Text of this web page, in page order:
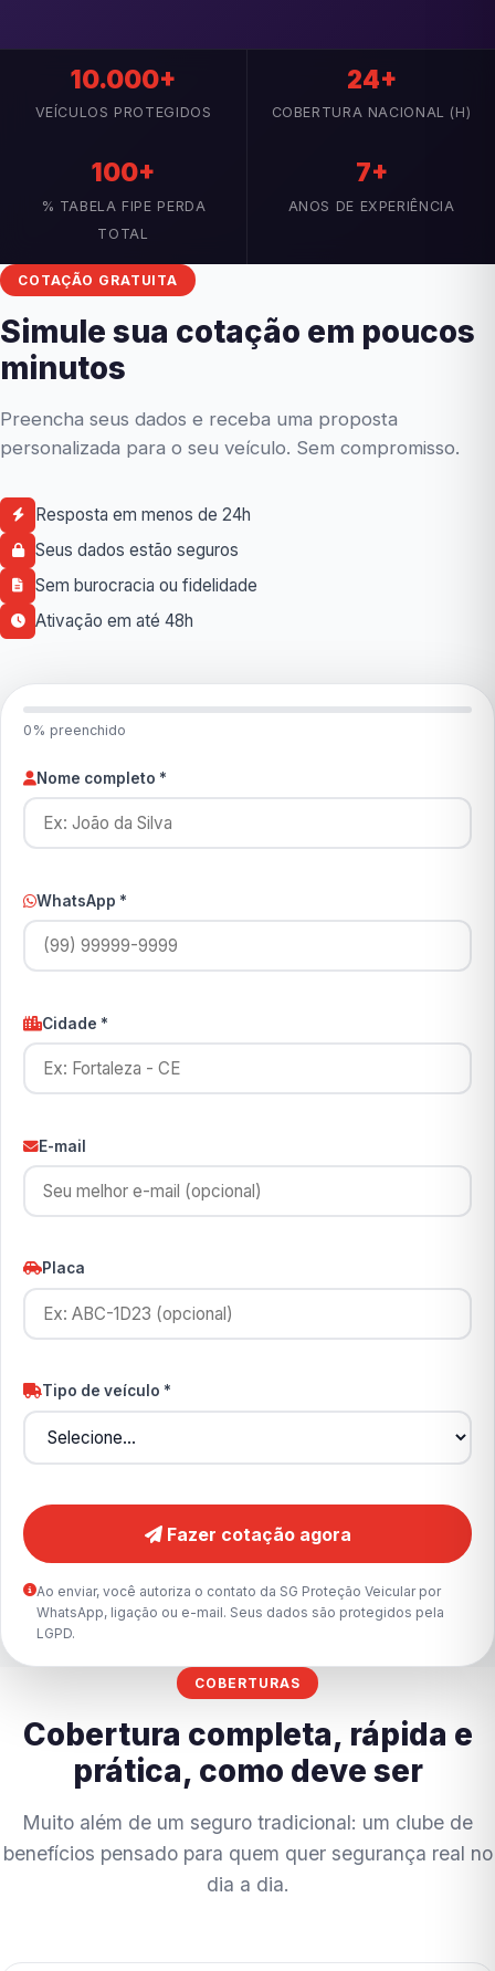
10.000+
VEÍCULOS PROTEGIDOS
24+
COBERTURA NACIONAL (H)
100+
% TABELA FIPE PERDA
TOTAL
7+
ANOS DE EXPERIÊNCIA
COTAÇÃO GRATUITA
Simule sua cotação em poucos
minutos
Preencha seus dados e receba uma proposta
personalizada para o seu veículo. Sem compromisso.
Resposta em menos de 24h
Seus dados estão seguros
Sem burocracia ou fidelidade
Ativação em até 48h
0% preenchido
Nome completo *
WhatsApp *
Cidade *
E-mail
Placa
Tipo de veículo *
Fazer cotação agora
Ao enviar, você autoriza o contato da SG Proteção Veicular por
WhatsApp, ligação ou e-mail. Seus dados são protegidos pela
LGPD.
COBERTURAS
Cobertura completa, rápida e
prática, como deve ser
Muito além de um seguro tradicional: um clube de
benefícios pensado para quem quer segurança real no
dia a dia.